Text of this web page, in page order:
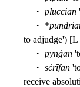
・ pluccian
・ *
to adjudge') [L
・ pynġan
・ sċrīfan
receive